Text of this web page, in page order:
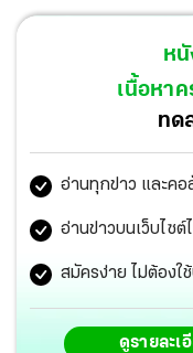
พปชร.ไม่ใช่พรรคเฉพา
เรื่องของนายกฯ
ห
เนื้อหา
ทด
อ่านทุกข่าว และคอ
อ่านข่าวบนเว็บไซ
สมัครง่าย ไม่ต้องใ
ดูรายละเ